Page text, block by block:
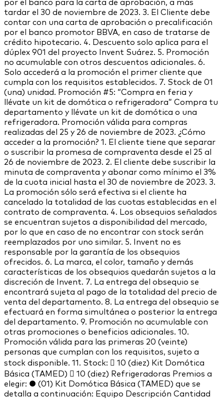
por el banco para la carta de aprobación, a más
tardar el 30 de noviembre de 2023. 3. El Cliente debe
contar con una carta de aprobación o precalificación
por el banco promotor BBVA, en caso de tratarse de
crédito hipotecario. 4. Descuento solo aplica para el
dúplex 901 del proyecto Invent Suárez. 5. Promoción
no acumulable con otros descuentos adicionales. 6.
Solo accederá a la promoción el primer cliente que
cumpla con los requisitos establecidos. 7. Stock de 01
(una) unidad. Promoción #5: “Compra en feria y
llévate un kit de domótica o refrigeradora” Compra tu
departamento y llévate un kit de domótica o una
refrigeradora. Promoción válida para compras
realizadas del 25 y 26 de noviembre de 2023. ¿Cómo
acceder a la promoción? 1. El cliente tiene que separar
o suscribir la promesa de compraventa desde el 25 al
26 de noviembre de 2023. 2. El cliente debe suscribir la
minuta de compraventa y abonar como mínimo el 3%
de la cuota inicial hasta el 30 de noviembre de 2023. 3.
La promoción sólo será efectiva si el cliente ha
cancelado la totalidad de las cuotas establecidas en el
contrato de compraventa. 4. Los obsequios señalados
se encuentran sujetos a disponibilidad del mercado,
por lo que en caso de no encontrar con stock serán
reemplazados por uno similar. 5. Invent no es
responsable por la garantía de los obsequios
ofrecidos. 6. La marca, el color, tamaño y demás
características de los obsequios quedarán sujetos a la
discreción de Invent. 7. La entrega del obsequio se
encontrará sujeta al pago de la totalidad del precio de
venta del departamento. 8. La entrega del obsequio se
efectuará en forma simultánea o posterior la entrega
del departamento. 9. Promoción no acumulable con
otras promociones o beneficios adicionales. 10.
Promoción válida para las primeras 20 (veinte)
personas que cumplan con los requisitos, sujeto a
stock disponible. 11. Stock:  10 (diez) Kit Domótica
Básica (TAMED)  10 (diez) Refrigeradoras Premios a
elegir: ● (01) Kit Domótica Básica (TAMED) que se
detalla a continuación: Equipo Descripción Cantidad